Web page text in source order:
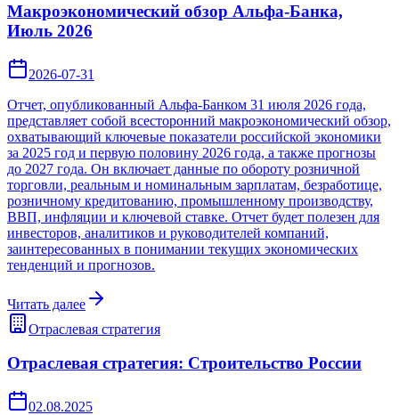
Макроэкономический обзор Альфа-Банка,
Июль 2026
2026-07-31
Отчет, опубликованный Альфа-Банком 31 июля 2026 года,
представляет собой всесторонний макроэкономический обзор,
охватывающий ключевые показатели российской экономики
за 2025 год и первую половину 2026 года, а также прогнозы
до 2027 года. Он включает данные по обороту розничной
торговли, реальным и номинальным зарплатам, безработице,
розничному кредитованию, промышленному производству,
ВВП, инфляции и ключевой ставке. Отчет будет полезен для
инвесторов, аналитиков и руководителей компаний,
заинтересованных в понимании текущих экономических
тенденций и прогнозов.
Читать далее
Отраслевая стратегия
Отраслевая стратегия: Строительство России
02.08.2025